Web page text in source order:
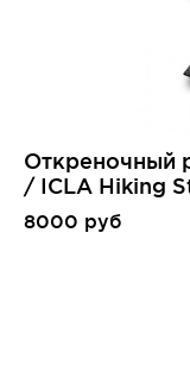
Откреночный
/ ICLA Hiking
8000 руб